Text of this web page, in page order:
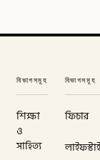
বিভাগসমূহ
শিক্ষা
ও
সাহিত্য
বিভাগসমূহ
ফিচার